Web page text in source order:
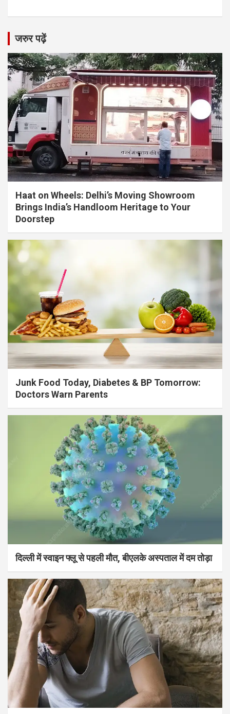
जरुर पढ़ें
Haat on Wheels: Delhi’s Moving Showroom
Brings India’s Handloom Heritage to Your
Doorstep
Junk Food Today, Diabetes & BP Tomorrow:
Doctors Warn Parents
दिल्ली में स्वाइन फ्लू से पहली मौत, बीएलके अस्पताल में दम तोड़ा